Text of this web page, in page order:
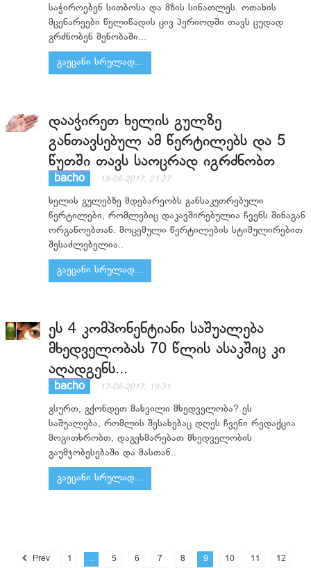
საჭიროებენ სითბოსა და მზის სინათლეს. ოთახის
მცენარეები წელიწადის ცივ პერიოდში თავს ცუდად
გრძნობენ შენობაში...
გაეცანი სრულად...
დააჭირეთ ხელის გულზე
განთავსებულ ამ წერტილებს და 5
წუთში თავს საოცრად იგრძნობთ
bacho 18-06-2017, 21:27
ხელის გულებზე მდებარეობს განსაკუთრებული
წერტილები, რომლებიც დაკავშირებულია ჩვენს შინაგან
ორგანოებთან. მოცემული წერტილების სტიმულირებით
შესაძლებელია..
გაეცანი სრულად...
ეს 4 კომპონენტიანი საშუალება
მხედველობას 70 წლის ასაკშიც კი
აღადგენს...
bacho 17-06-2017, 19:31
გსურთ, გქონდეთ მახვილი მხედველობა? ეს
საშუალება, რომლის შესახებაც დღეს ჩვენი რედაქცია
მოგითხრობთ, დაგეხმარებათ მხედველობის
გაუმჯობესებაში და მასთან..
გაეცანი სრულად...
Prev 1 ... 5 6 7 8 9 10 11
12